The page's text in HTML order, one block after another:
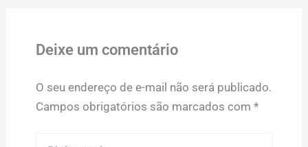
Deixe um comentário
O seu endereço de e-mail não será publicado.
Campos obrigatórios são marcados com *